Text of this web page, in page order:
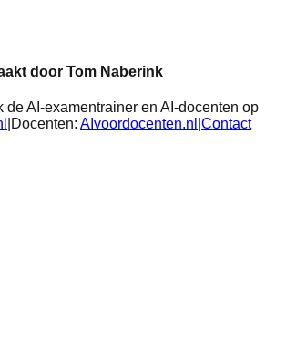
door Tom Naberink
de AI-examentrainer en AI-docenten op
Docenten: AIvoordocenten.nl Contact